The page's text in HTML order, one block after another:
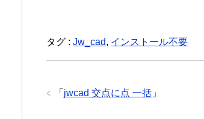
タグ : Jw_cad, インストール不要
「 jwcad 交点に点 一括 」